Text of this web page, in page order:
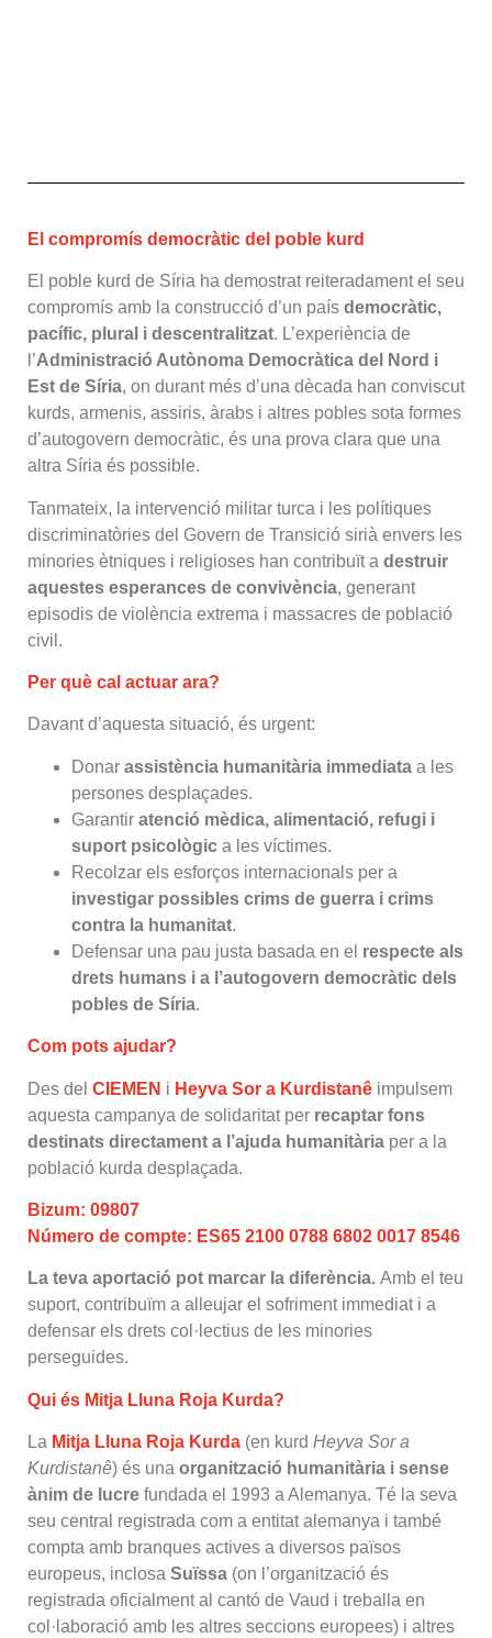
El compromís democràtic del poble kurd
El poble kurd de Síria ha demostrat reiteradament el seu
compromís amb la construcció d’un país democràtic,
pacífic, plural i descentralitzat. L’experiència de
l’Administració Autònoma Democràtica del Nord i
Est de Síria, on durant més d’una dècada han conviscut
kurds, armenis, assiris, àrabs i altres pobles sota formes
d’autogovern democràtic, és una prova clara que una
altra Síria és possible.
Tanmateix, la intervenció militar turca i les polítiques
discriminatòries del Govern de Transició sirià envers les
minories ètniques i religioses han contribuït a destruir
aquestes esperances de convivència, generant
episodis de violència extrema i massacres de població
civil.
Per què cal actuar ara?
Davant d’aquesta situació, és urgent:
Donar assistència humanitària immediata a les
persones desplaçades.
Garantir atenció mèdica, alimentació, refugi i
suport psicològic a les víctimes.
Recolzar els esforços internacionals per a
investigar possibles crims de guerra i crims
contra la humanitat.
Defensar una pau justa basada en el respecte als
drets humans i a l’autogovern democràtic dels
pobles de Síria.
Com pots ajudar?
Des del CIEMEN i Heyva Sor a Kurdistanê impulsem
aquesta campanya de solidaritat per recaptar fons
destinats directament a l’ajuda humanitària per a la
població kurda desplaçada.
Bizum: 09807
Número de compte: ES65 2100 0788 6802 0017 8546
La teva aportació pot marcar la diferència. Amb el teu
suport, contribuïm a alleujar el sofriment immediat i a
defensar els drets col·lectius de les minories
perseguides.
Qui és Mitja Lluna Roja Kurda?
La Mitja Lluna Roja Kurda (en kurd Heyva Sor a
Kurdistanê) és una organització humanitària i sense
ànim de lucre fundada el 1993 a Alemanya. Té la seva
seu central registrada com a entitat alemanya i també
compta amb branques actives a diversos països
europeus, inclosa Suïssa (on l’organització és
registrada oficialment al cantó de Vaud i treballa en
col·laboració amb les altres seccions europees) i altres